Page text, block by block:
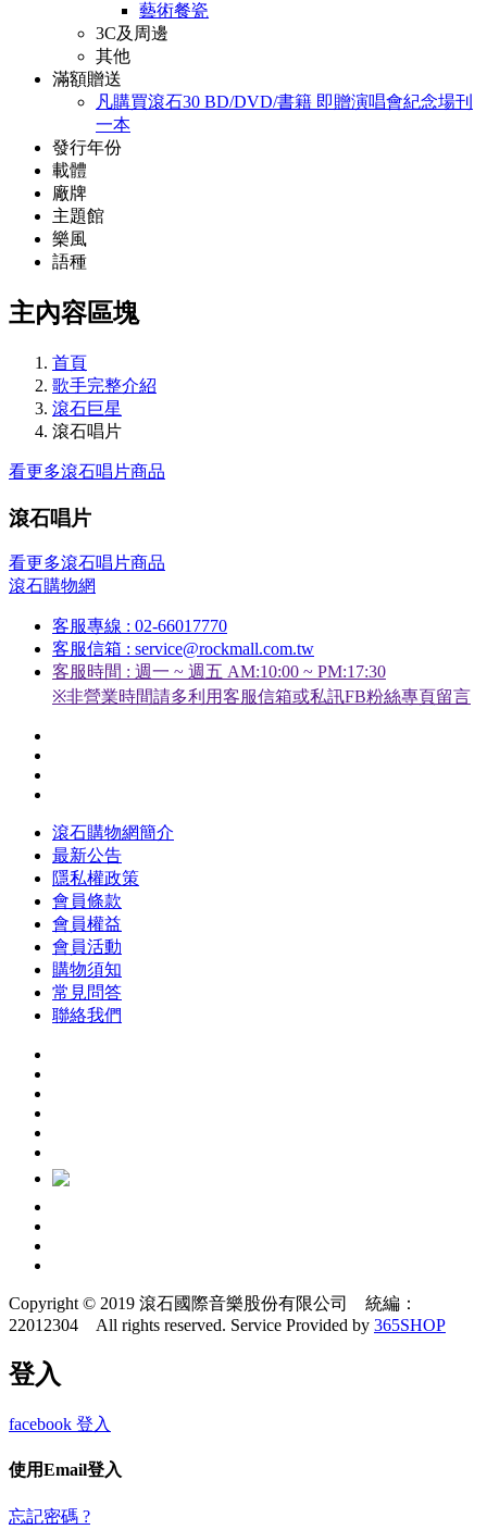
藝術餐瓷
3C及周邊
其他
滿額贈送
凡購買滾石30 BD/DVD/書籍 即贈演唱會紀念場刊
一本
發行年份
載體
廠牌
主題館
樂風
語種
主內容區塊
首頁
歌手完整介紹
滾石巨星
滾石唱片
看更多滾石唱片商品
滾石唱片
看更多滾石唱片商品
滾石購物網
客服專線 : 02-66017770
客服信箱 : service@rockmall.com.tw
客服時間 : 週一 ~ 週五 AM:10:00 ~ PM:17:30
※非營業時間請多利用客服信箱或私訊FB粉絲專頁留言
滾石購物網簡介
最新公告
隱私權政策
會員條款
會員權益
會員活動
購物須知
常見問答
聯絡我們
Copyright © 2019 滾石國際音樂股份有限公司 統編：
22012304 All rights reserved. Service Provided by 365SHOP
登入
facebook 登入
使用Email登入
忘記密碼 ?